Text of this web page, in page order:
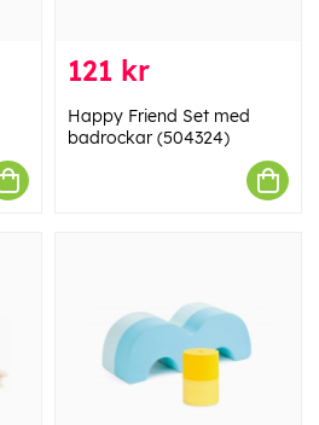
121 kr
Happy Friend Set med
badrockar (504324)